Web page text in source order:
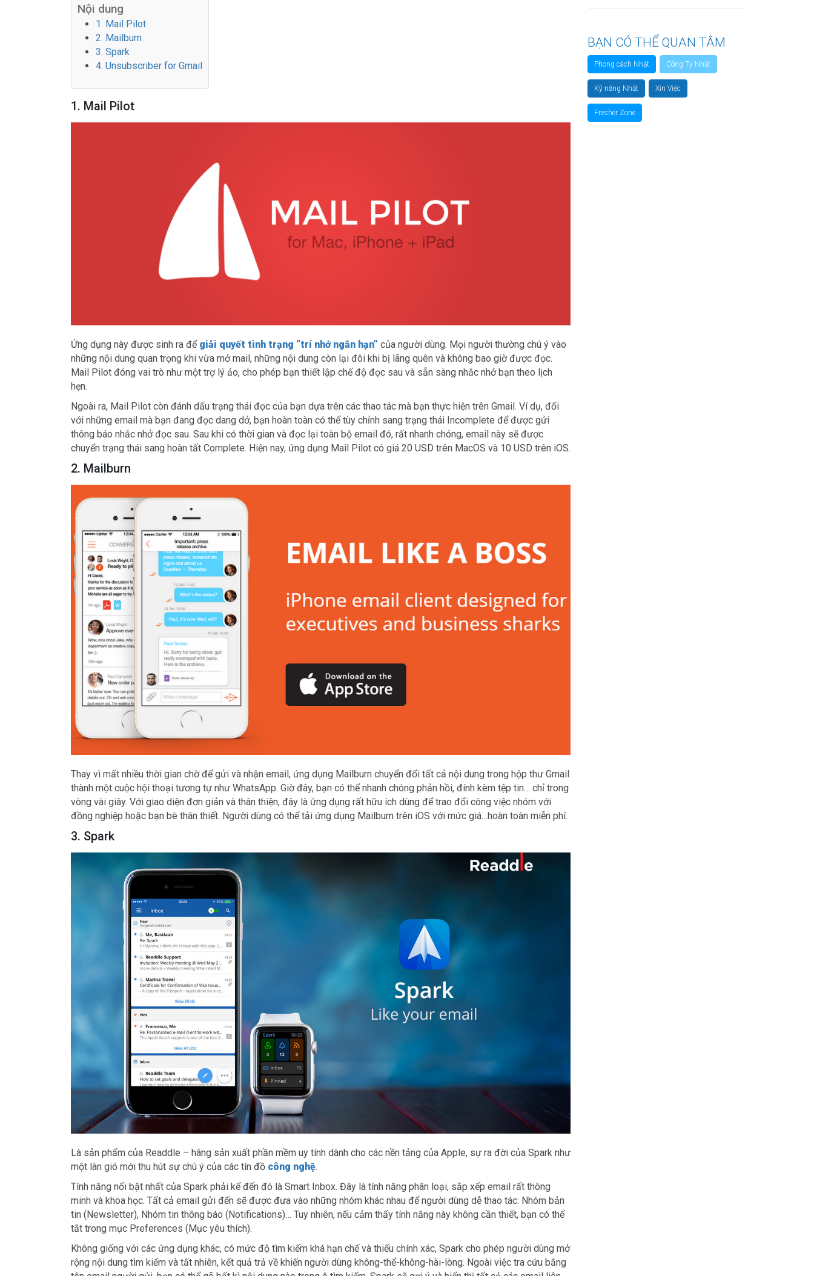
Nội dung
1. Mail Pilot
2. Mailburn
3. Spark
4. Unsubscriber for Gmail
1. Mail Pilot
Ứng dụng này được sinh ra để giải quyết tình trạng “trí nhớ ngắn hạn” của người dùng. Mọi người thường chú ý vào
những nội dung quan trọng khi vừa mở mail, những nội dung còn lại đôi khi bị lãng quên và không bao giờ được đọc.
Mail Pilot đóng vai trò như một trợ lý ảo, cho phép bạn thiết lập chế độ đọc sau và sẵn sàng nhắc nhở bạn theo lịch
hẹn.
Ngoài ra, Mail Pilot còn đánh dấu trạng thái đọc của bạn dựa trên các thao tác mà bạn thực hiện trên Gmail. Ví dụ, đối
với những email mà bạn đang đọc dang dở, bạn hoàn toàn có thể tùy chỉnh sang trạng thái Incomplete để được gửi
thông báo nhắc nhở đọc sau. Sau khi có thời gian và đọc lại toàn bộ email đó, rất nhanh chóng, email này sẽ được
chuyển trạng thái sang hoàn tất Complete. Hiện nay, ứng dụng Mail Pilot có giá 20 USD trên MacOS và 10 USD trên iOS.
2. Mailburn
Thay vì mất nhiều thời gian chờ để gửi và nhận email, ứng dụng Mailburn chuyển đổi tất cả nội dung trong hộp thư Gmail
thành một cuộc hội thoại tương tự như WhatsApp. Giờ đây, bạn có thể nhanh chóng phản hồi, đính kèm tệp tin… chỉ trong
vòng vài giây. Với giao diện đơn giản và thân thiện, đây là ứng dụng rất hữu ích dùng để trao đổi công việc nhóm với
đồng nghiệp hoặc bạn bè thân thiết. Người dùng có thể tải ứng dụng Mailburn trên iOS với mức giá…hoàn toàn miễn phí.
3. Spark
Là sản phẩm của Readdle – hãng sản xuất phần mềm uy tính dành cho các nền tảng của Apple, sự ra đời của Spark như
một làn gió mới thu hút sự chú ý của các tín đồ công nghệ.
Tính năng nổi bật nhất của Spark phải kể đến đó là Smart Inbox. Đây là tính năng phân loại, sắp xếp email rất thông
minh và khoa học. Tất cả email gửi đến sẽ được đưa vào những nhóm khác nhau để người dùng dễ thao tác: Nhóm bản
tin (Newsletter), Nhóm tin thông báo (Notifications)… Tuy nhiên, nếu cảm thấy tính năng này không cần thiết, bạn có thể
tắt trong mục Preferences (Mục yêu thích).
Không giống với các ứng dụng khác, có mức độ tìm kiếm khá hạn chế và thiếu chính xác, Spark cho phép người dùng mở
rộng nội dung tìm kiếm và tất nhiên, kết quả trả về khiến người dùng không-thể-không-hài-lòng. Ngoài việc tra cứu bằng
BẠN CÓ THỂ QUAN TÂM
Phong cách Nhật Công Ty Nhật
Kỹ năng Nhật Xin Việc
Fresher Zone